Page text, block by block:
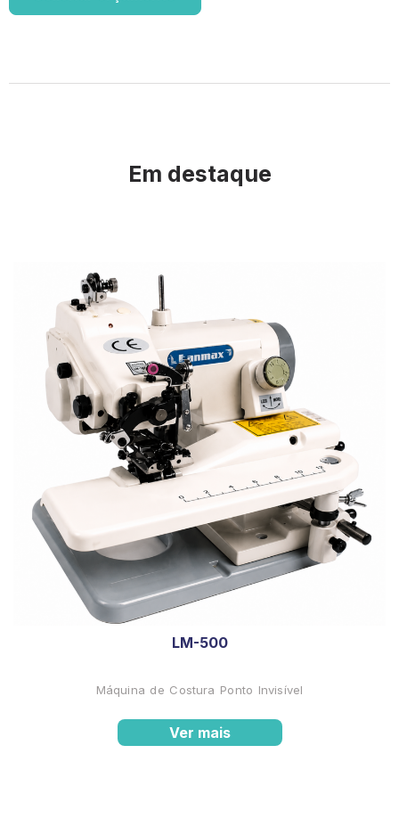
Em destaque
LM-500
Máquina de Costura Ponto Invisível
Ver mais